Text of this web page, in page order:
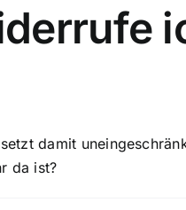
damit
da ist?